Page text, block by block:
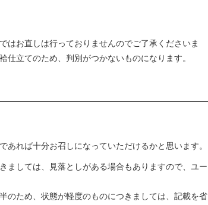
はお直しは行っておりませんのでご了承くださいま
立てのため、判別がつかないものになります。
れば十分お召しになっていただけるかと思います。
ましては、見落としがある場合もありますので、ユー
のため、状態が軽度のものにつきましては、記載を省